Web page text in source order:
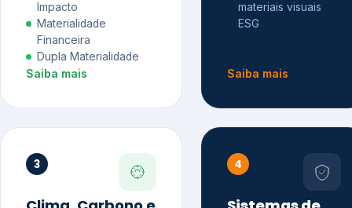
Impacto
Materialidade
Financeira
Dupla Materialidade
Saiba mais
materiais visuais
ESG
Saiba mais
3 4